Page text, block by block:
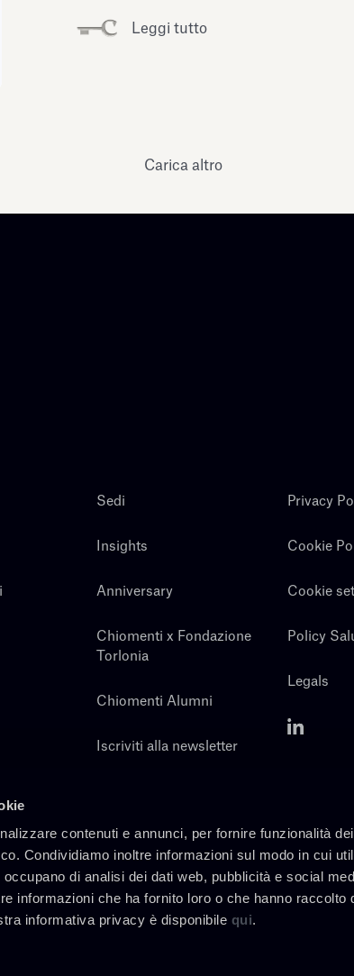
contenuti e annunci, per fornire funzionalità
Condividiamo inoltre informazioni sul modo in cui
di analisi dei dati web, pubblicità e social
informazioni che ha fornito loro o che hanno raccolto
informativa privacy è disponibile qui.
Leggi tutto
Carica altro
Sedi
Insights
Anniversary
Chiomenti x Fondazione
Torlonia
Chiomenti Alumni
Iscriviti alla newsletter
Privacy
Cookie
Cookie
Policy
Legals